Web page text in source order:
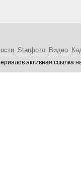
Starфото Видео
активная ссылка